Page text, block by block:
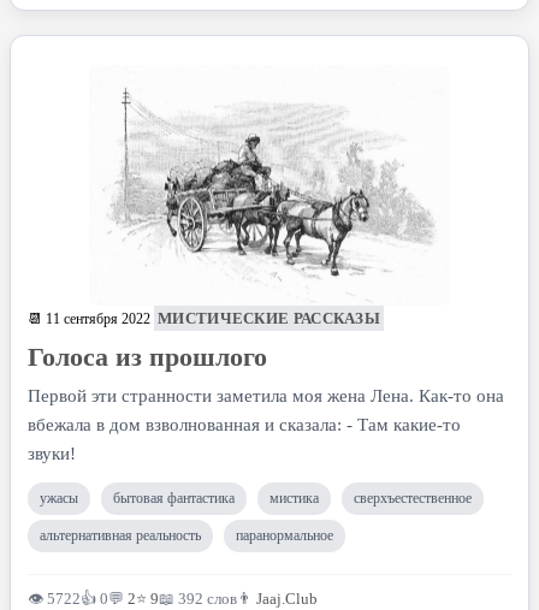
📆 11 сентября 2022 МИСТИЧЕСКИЕ РАССКАЗЫ
Голоса из прошлого
Первой эти странности заметила моя жена Лена. Как-то она
вбежала в дом взволнованная и сказала: - Там какие-то
звуки!
ужасы бытовая фантастика мистика сверхъестественное
альтернативная реальность паранормальное
👁 5722👍 0💬 2⭐ 9📖 392 слов 👨 Jaaj.Club